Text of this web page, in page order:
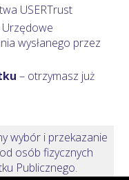
USERTrust
Urzędowe
wysłanego przez
– otrzymasz już
wybór i przekazanie
osób fizycznych
Publicznego.